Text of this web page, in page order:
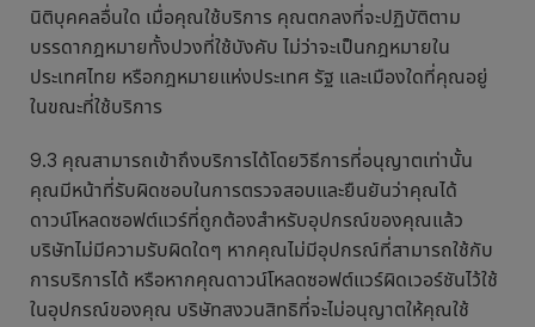
นิติบุคคลอื่นใด เมื่อคุณใช้บริการ คุณตกลงที่จะปฏิบัติตาม
บรรดากฎหมายทั้งปวงที่ใช้บังคับ ไม่ว่าจะเป็นกฎหมายใน
ประเทศไทย หรือกฎหมายแห่งประเทศ รัฐ และเมืองใดที่คุณอยู่
ในขณะที่ใช้บริการ
9.3 คุณสามารถเข้าถึงบริการได้โดยวิธีการที่อนุญาตเท่านั้น
คุณมีหน้าที่รับผิดชอบในการตรวจสอบและยืนยันว่าคุณได้
ดาวน์โหลดซอฟต์แวร์ที่ถูกต้องสำหรับอุปกรณ์ของคุณแล้ว
บริษัทไม่มีความรับผิดใดๆ หากคุณไม่มีอุปกรณ์ที่สามารถใช้กับ
การบริการได้ หรือหากคุณดาวน์โหลดซอฟต์แวร์ผิดเวอร์ชันไว้ใช้
ในอุปกรณ์ของคุณ บริษัทสงวนสิทธิที่จะไม่อนุญาตให้คุณใช้